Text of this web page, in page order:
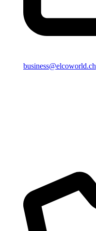
business@elcoworld.ch